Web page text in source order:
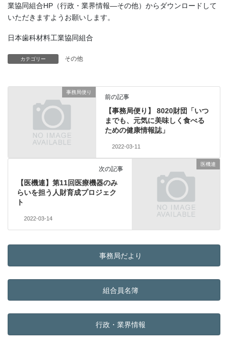
業協同組合HP（行政・業界情報―その他）からダウンロードして
いただきますようお願いします。
日本歯科材料工業協同組合
カテゴリー その他
事務局便り
前の記事
【事務局便り】 8020財団「いつ
までも、元気に美味しく食べる
ための健康情報誌」
2022-03-11
医機連
次の記事
【医機連】第11回医療機器のみ
らいを担う人財育成プロジェク
ト
2022-03-14
事務局だより
組合員名簿
行政・業界情報